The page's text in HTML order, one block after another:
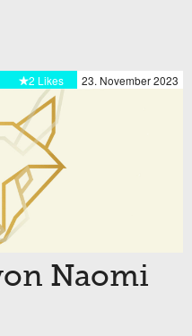
23. November 2023
2 Likes
Naomi